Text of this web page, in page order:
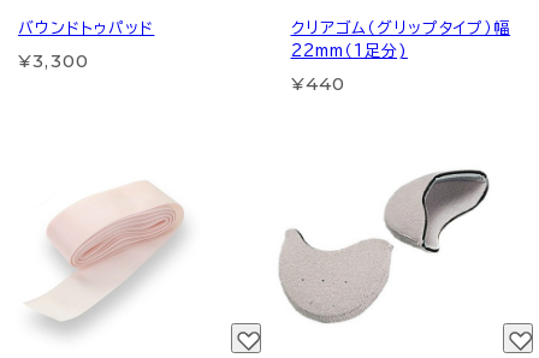
バウンドトゥパッド
¥3,300
クリアゴム（グリップタイプ）幅
22mm（1足分)
¥440